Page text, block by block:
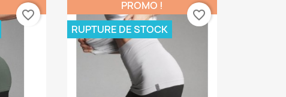
favorite_border
PROMO !
RUPTURE DE STOCK
favorite_border